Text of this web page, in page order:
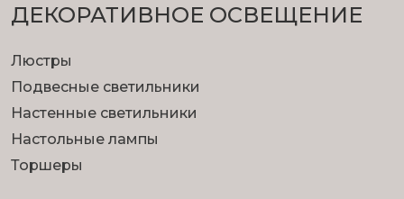
ДЕКОРАТИВНОЕ ОСВЕЩЕНИЕ
Люстры
Подвесные светильники
Настенные светильники
Настольные лампы
Торшеры